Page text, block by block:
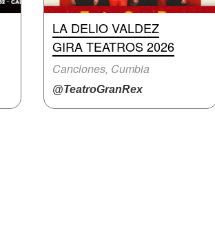
LA DELIO VALDEZ
GIRA TEATROS 2026
Canciones, Cumbia
@TeatroGranRex